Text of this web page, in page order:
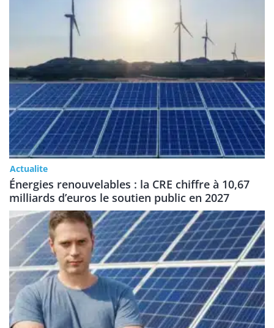
Actualite
Énergies renouvelables : la CRE chiffre à 10,67
milliards d’euros le soutien public en 2027